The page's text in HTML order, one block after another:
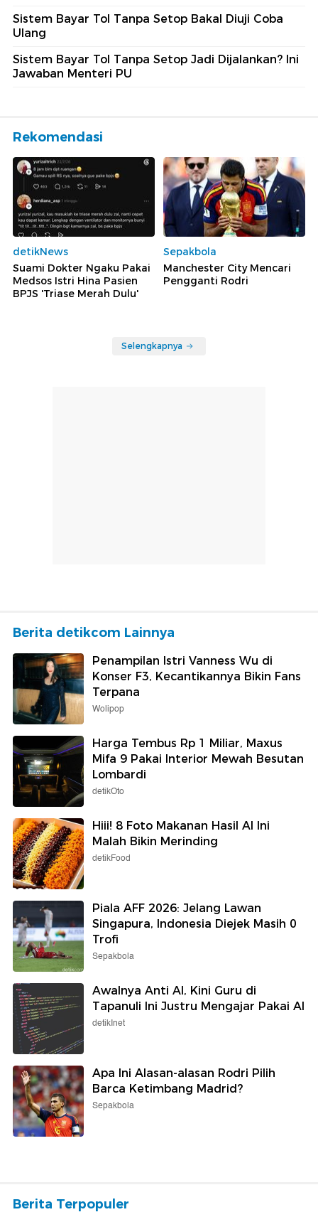
Sistem Bayar Tol Tanpa Setop Bakal Diuji Coba
Ulang
Sistem Bayar Tol Tanpa Setop Jadi Dijalankan? Ini
Jawaban Menteri PU
Rekomendasi
detikNews
Suami Dokter Ngaku Pakai
Medsos Istri Hina Pasien
BPJS 'Triase Merah Dulu'
Sepakbola
Manchester City Mencari
Pengganti Rodri
Selengkapnya
Berita detikcom Lainnya
Penampilan Istri Vanness Wu di
Konser F3, Kecantikannya Bikin Fans
Terpana
Wolipop
Harga Tembus Rp 1 Miliar, Maxus
Mifa 9 Pakai Interior Mewah Besutan
Lombardi
detikOto
Hiii! 8 Foto Makanan Hasil AI Ini
Malah Bikin Merinding
detikFood
Piala AFF 2026: Jelang Lawan
Singapura, Indonesia Diejek Masih 0
Trofi
Sepakbola
Awalnya Anti AI, Kini Guru di
Tapanuli Ini Justru Mengajar Pakai AI
detikInet
Apa Ini Alasan-alasan Rodri Pilih
Barca Ketimbang Madrid?
Sepakbola
Berita Terpopuler